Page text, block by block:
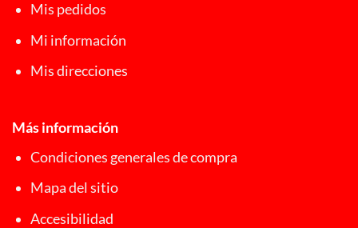
Mis pedidos
Mi información
Mis direcciones
Más información
Condiciones generales de compra
Mapa del sitio
Accesibilidad